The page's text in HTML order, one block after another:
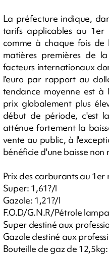
La préfecture indique,
tarifs applicables au 1er
comme à chaque fois de
matières premières de
facteurs internationaux
l'euro par rapport au
tendance moyenne est à
prix globalement plus
début de période, c'est
atténue fortement la
vente au public, à
bénéficie d'une baisse
Prix des carburants au
Super: 1,61?/l
Gazole: 1,21?/l
F.O.D/G.N.R/Pétrole
Super destiné aux
Gazole destiné aux
Bouteille de gaz de